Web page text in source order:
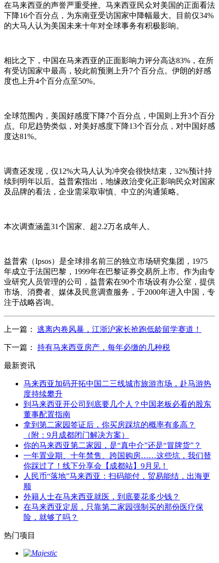
在马来西亚的声誉严重受挫。马来西亚民众对美国的正面看法
下降16个百分点，为东南亚受访国家中降幅最大。目前仅34%
的大马人认为美国未来十年对全球事务有积极影响。
相比之下，中国在马来西亚的正面影响力评分高达83%，在所
有受访国家中最高，较此前预测上升7个百分点。伊朗的好感
度也上升4个百分点至50%。
全球范围内，美国好感度下降7个百分点，中国则上升3个百分
点。印尼趋势类似，对美好感度下降13个百分点，对中国好感
度达81%。
调查还发现，仅12%大马人认为冲突会很快结束，32%预计持
续到明年以后。益普索指出，地缘政治变化正影响民众对国家
及品牌的看法，企业需采取审慎、中立的沟通策略。
本次调查涵盖31个国家、超2.2万名成年人。
益普索（Ipsos）是全球排名前三的独立市场研究集团，1975
年成立于法国巴黎，1999年在巴黎证券交易所上市。作为由专
业研究人员管理的公司，益普索在90个市场设有办公室，提供
市场、消费者、媒体及民意调查服务，于2000年进入中国，专
注于战略咨询。
上一篇： 逃离内卷风暴，江浙沪家长抢跑低龄留学赛道！
下一篇： 持有马来西亚房产，每年必缴的几种税
最新资讯
马来西亚加码开拓中国二三线城市旅游市场，赴马游热
度持续攀升
到马来西亚开公司到底要几个人？中国老板必看的股东
董事配置指南
拿到第二家园签证后，你买房踩坑的概率有多高？
（附：9月成都闭门解决方案）
你的马来西亚第二家园，是“真中介”还是“冒牌货”？
一年置业期、十年禁售、跨国购房……这些坑，我们替
你踩过了！线下分享会【成都站】9月见！
人民币“落地”马来西亚：扫码能付，贸易能结，出海更
顺
外籍人士在马来西亚就医，到底要花多少钱？
在马来西亚定居，只靠第二家园强制买的那份医疗保
险，就够了吗？
热门项目